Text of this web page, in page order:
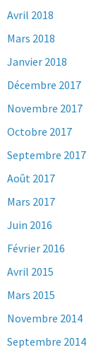
Avril 2018
Mars 2018
Janvier 2018
Décembre 2017
Novembre 2017
Octobre 2017
Septembre 2017
Août 2017
Mars 2017
Juin 2016
Février 2016
Avril 2015
Mars 2015
Novembre 2014
Septembre 2014